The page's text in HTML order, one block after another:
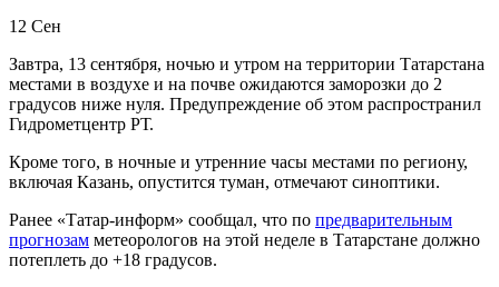
12 Сен
Завтра, 13 сентября, ночью и утром на территории Татарстана
местами в воздухе и на почве ожидаются заморозки до 2
градусов ниже нуля. Предупреждение об этом распространил
Гидрометцентр РТ.
Кроме того, в ночные и утренние часы местами по региону,
включая Казань, опустится туман, отмечают синоптики.
Ранее «Татар-информ» сообщал, что по предварительным
прогнозам метеорологов на этой неделе в Татарстане должно
потеплеть до +18 градусов.